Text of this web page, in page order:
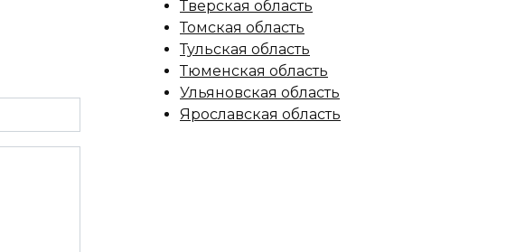
Тверская область
Томская область
Тульская область
Тюменская область
Ульяновская область
Ярославская область